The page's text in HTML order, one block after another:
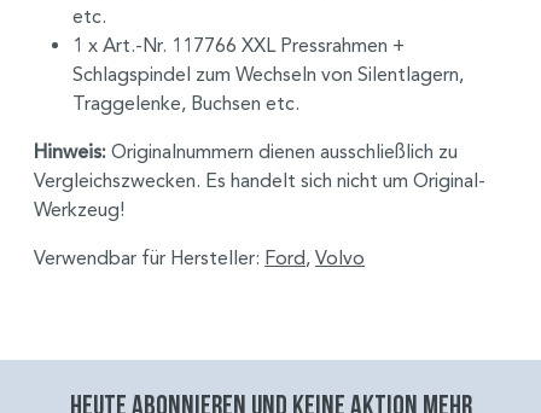
etc.
1 x Art.-Nr. 117766 XXL Pressrahmen +
Schlagspindel zum Wechseln von Silentlagern,
Traggelenke, Buchsen etc.
Hinweis: Originalnummern dienen ausschließlich zu
Vergleichszwecken. Es handelt sich nicht um Original-
Werkzeug!
Verwendbar für Hersteller: Ford, Volvo
Heute abonnieren und keine aktion mehr